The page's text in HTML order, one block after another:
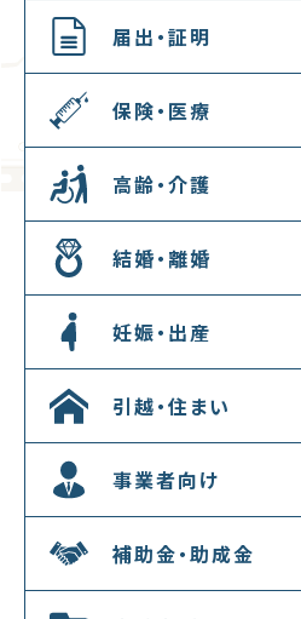
届出・証明
保険・医療
高齢・介護
結婚・離婚
妊娠・出産
引越・住まい
事業者向け
補助金・助成金